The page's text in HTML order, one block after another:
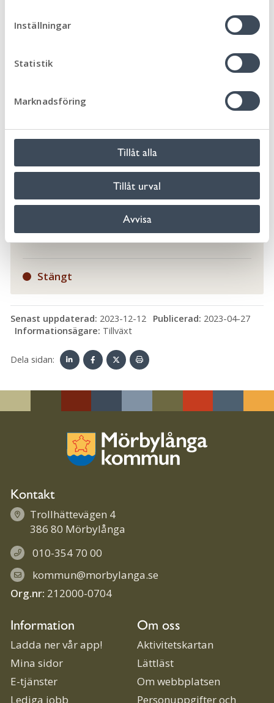
Inställningar
Statistik
Marknadsföring
Tillåt alla
Tillåt urval
Avvisa
Kontakta Servicecenter
Vi svarar på frågor om kommunens service och
verksamhet, ring eller skicka e-post till
servicecenter@morbylanga.se
Kontakta oss
Stängt
Senast uppdaterad: 2023-12-12 Publicerad: 2023-04-27
Informationsägare: Tillväxt
Dela sidan:
dIn
bookter
ut
Kontakt
Trollhättevägen 4
386 80 Mörbylånga
010-354 70 00
kommun@morbylanga.se
Org.nr: 212000-0704
Information
Ladda ner vår app!
Mina sidor
E-tjänster
Lediga jobb
Om oss
Aktivitetskartan
Lättläst
Om webbplatsen
Personuppgifter och